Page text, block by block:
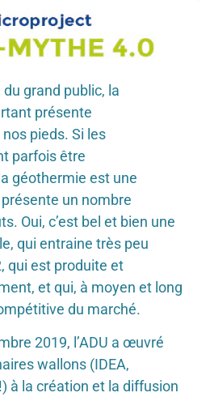
grand public, la
présente
pieds. Si les
parfois être
géothermie est une
un nombre
Oui, c’est bel et bien une
qui entraine très peu
qui est produite et
et qui, à moyen et long
du marché.
2019, l’ADU a œuvré
wallons (IDEA,
à la création et la diffusion